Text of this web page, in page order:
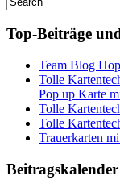
Top-Beiträge
Team Blog
Tolle
Pop up Karte
Tolle
Tolle
Trauerkarten
Beitragskalender